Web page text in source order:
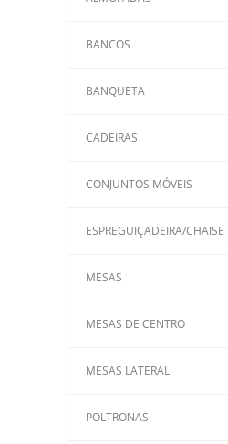
BANCOS
BANQUETA
CADEIRAS
CONJUNTOS MÓVEIS
ESPREGUIÇADEIRA/CHAISE
MESAS
MESAS DE CENTRO
MESAS LATERAL
POLTRONAS